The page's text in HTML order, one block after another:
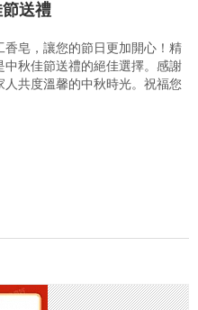
送禮
皂，讓您的節日更加開心！精
秋佳節送禮的絕佳選擇。感謝
共度溫馨的中秋時光。祝福您